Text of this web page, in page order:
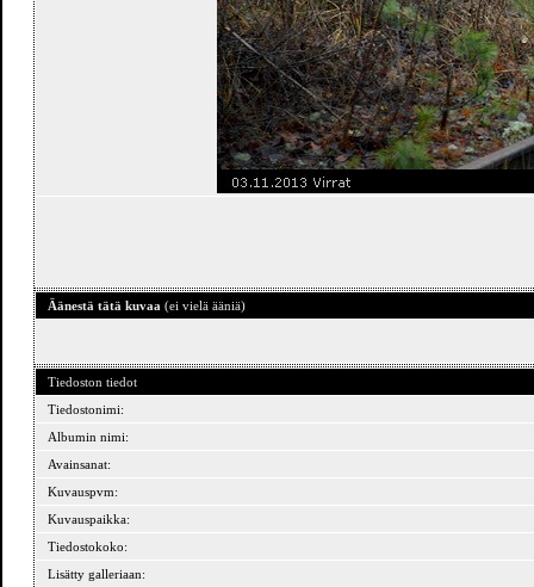
Äänestä tätä kuvaa (ei vielä ääniä)
Tiedoston tiedot
Tiedostonimi:
Albumin nimi:
Avainsanat:
Kuvauspvm:
Kuvauspaikka:
Tiedostokoko:
Lisätty galleriaan: